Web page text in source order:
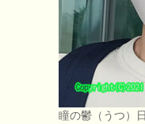
瞳の鬱（うつ）